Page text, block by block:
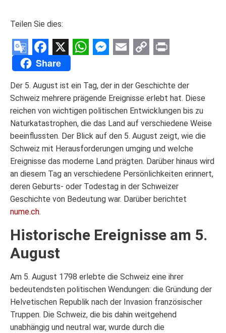
Teilen Sie dies:
Google
Translate
Facebook
X
Link
Share
Der 5. August ist ein Tag, der in der Geschichte der
Schweiz mehrere prägende Ereignisse erlebt hat. Diese
reichen von wichtigen politischen Entwicklungen bis zu
Naturkatastrophen, die das Land auf verschiedene Weise
beeinflussten. Der Blick auf den 5. August zeigt, wie die
Schweiz mit Herausforderungen umging und welche
Ereignisse das moderne Land prägten. Darüber hinaus wird
an diesem Tag an verschiedene Persönlichkeiten erinnert,
deren Geburts- oder Todestag in der Schweizer
Geschichte von Bedeutung war. Darüber berichtet
nume.ch.
Historische Ereignisse am 5.
August
Am 5. August 1798 erlebte die Schweiz eine ihrer
bedeutendsten politischen Wendungen: die Gründung der
Helvetischen Republik nach der Invasion französischer
Truppen. Die Schweiz, die bis dahin weitgehend
unabhängig und neutral war, wurde durch die